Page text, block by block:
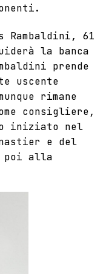
Rambaldini, 61
la banca
prende
uscente
rimane
consigliere,
iniziato nel
e del
poi alla